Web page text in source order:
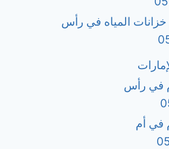
المياه في رأس
في رأس
في أم